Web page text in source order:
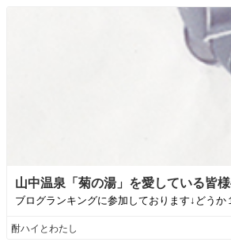
山中温泉「菊の湯」を愛している皆
ブログランキングに参加しております↓どう
酎ハイとわたし